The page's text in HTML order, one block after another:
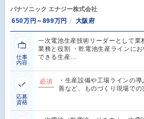
パナソニック エナジー株式会社
650万円～899万円
大阪府
仕事
内容
一次電池生産技術リーダーとして業
業務と役割 ・乾電池生産ラインに
できる生産…
応募
資格
必須
・生産設備や工場ラインの
善など、ものづくり現場で